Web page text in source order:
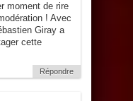
moment de rire
! Avec
Giray a
cette
Répondre